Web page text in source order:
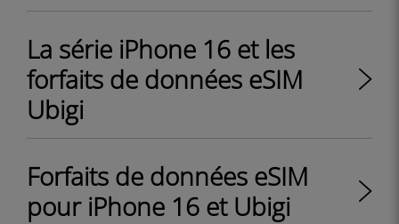
La série iPhone 16 et les
forfaits de données eSIM
Ubigi
Forfaits de données eSIM
pour iPhone 16 et Ubigi